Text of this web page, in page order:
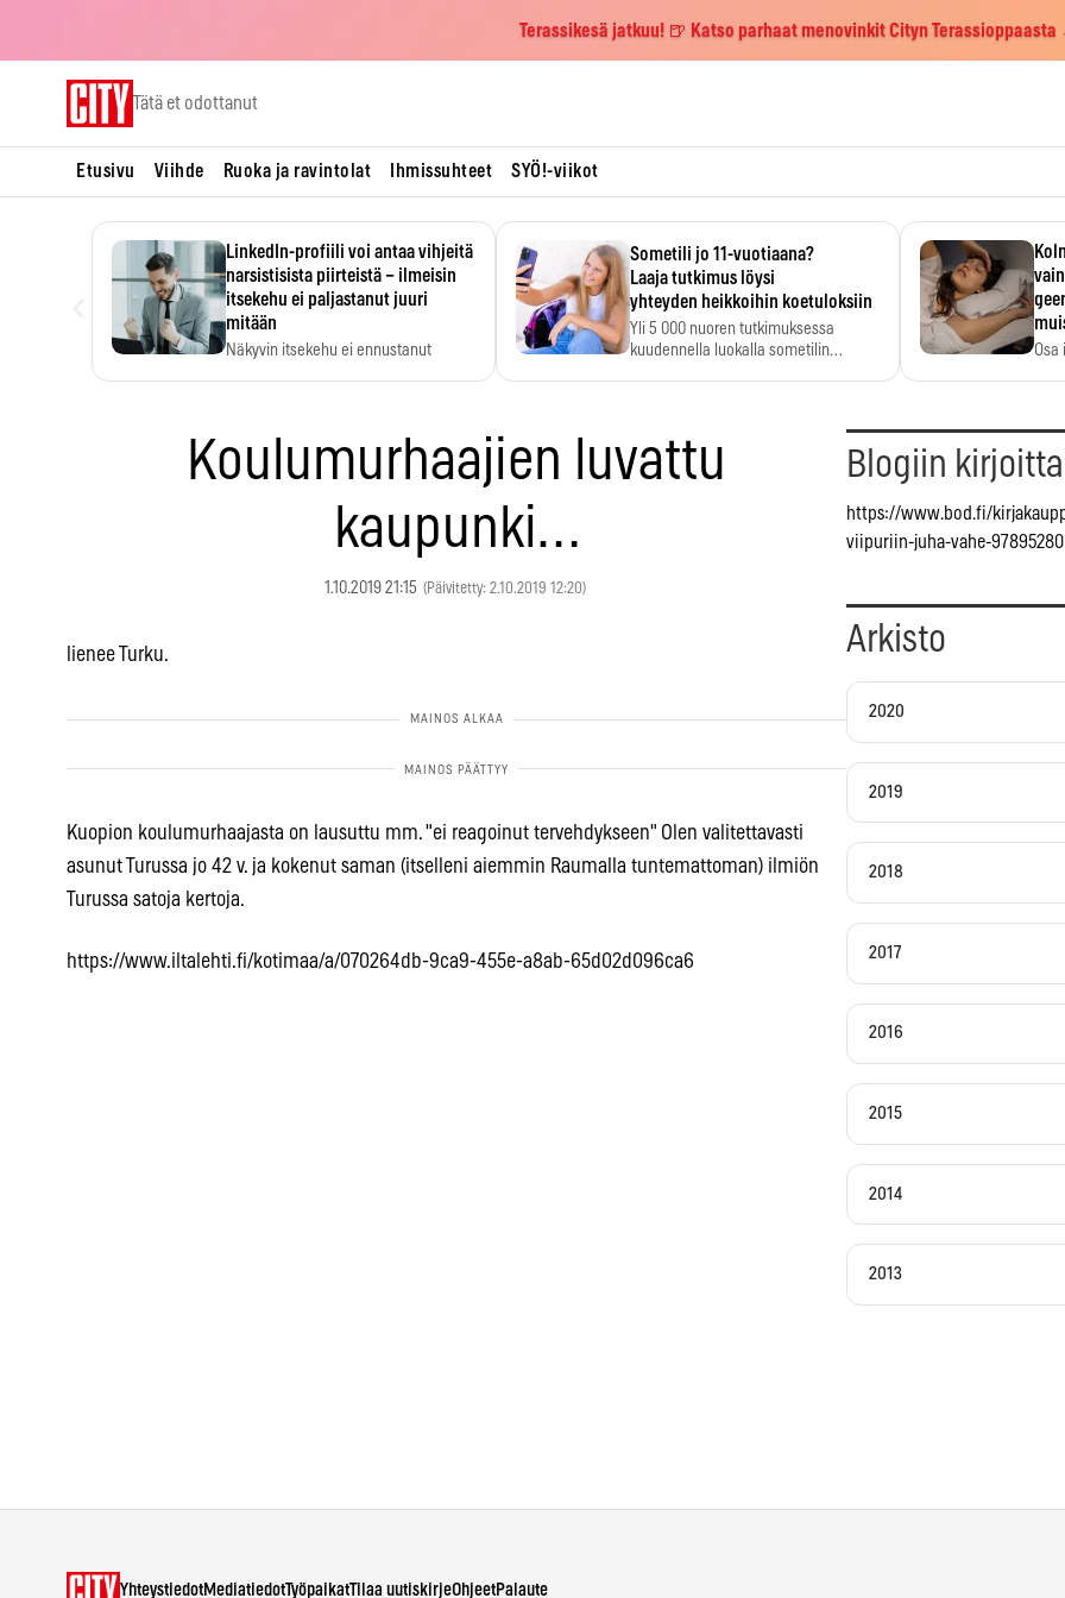
Terassikesä jatkuu! 🍺 Katso parhaat menovinkit Cityn Terassioppaasta
Tätä et odottanut
Etusivu Viihde Ruoka ja ravintolat Ihmissuhteet SYÖ!-viikot
LinkedIn-profiili voi antaa vihjeitä
narsistisista piirteistä – ilmeisin
itsekehu ei paljastanut juuri
mitään
Näkyvin itsekehu ei ennustanut
Sometili jo 11-vuotiaana?
Laaja tutkimus löysi
yhteyden heikkoihin koetuloksiin
Yli 5 000 nuoren tutkimuksessa
kuudennella luokalla sometilin…
Koulumurhaajien luvattu
kaupunki…
1.10.2019 21:15 (Päivitetty: 2.10.2019 12:20)
lienee Turku.
Kuopion koulumurhaajasta on lausuttu mm. "ei reagoinut tervehdykseen" Olen valitettavasti
asunut Turussa jo 42 v. ja kokenut saman (itselleni aiemmin Raumalla tuntemattoman) ilmiön
Turussa satoja kertoja.
https://www.iltalehti.fi/kotimaa/a/070264db-9ca9-455e-a8ab-65d02d096ca6
Blogiin
https://www.bod.fi/
viipuriin-juha-vahe-
Arkisto
2020
2019
2018
2017
2016
2015
2014
2013
YhteystiedotMediatiedotTyöpaikatTilaa uutiskirjeOhjeetPalaute